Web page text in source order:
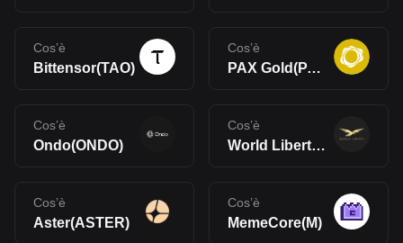
Cos’è
Bittensor(TAO)
Cos’è
PAX Gold(PAXG)
Cos’è
Ondo(ONDO)
Cos’è
World Liberty Financial(WLFI)
Cos’è
Aster(ASTER)
Cos’è
MemeCore(M)